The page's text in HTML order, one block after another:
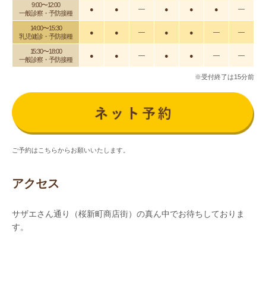
9:00〜12:00
一般診察・予防接種
● ● ― ● ● ● ―
14:00〜15:30
乳児健診・予防接種
● ● ― ● ● ― ―
15:30〜18:00
一般診察・予防接種
● ● ― ● ● ― ―
※受付終了は15分前
ご予約はこちらからお願いいたします。
アクセス
サザエさん通り（桜新町商店街）の真ん中でお待ちしておりま
す。